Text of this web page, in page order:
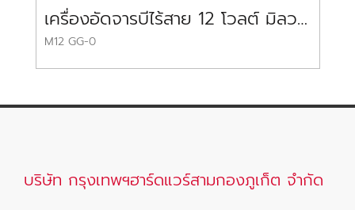
เครื่องอัดจารบีไร้สาย 12 โวลต์ มิลวอกี้
M12 GG-0
บริษัท กรุงเทพฯฮาร์ดแวร์สามกองภูเก็ต จำกัด